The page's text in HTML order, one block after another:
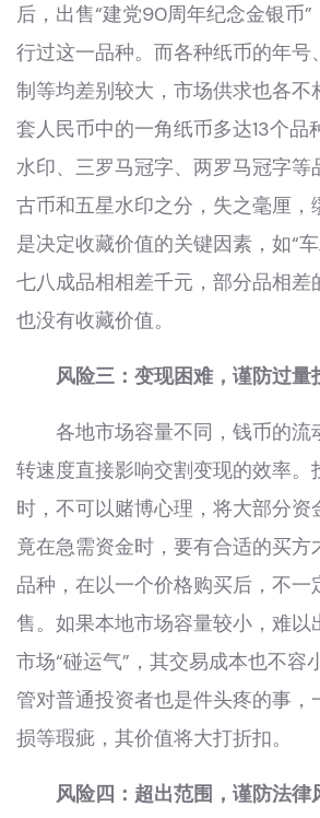
后，出售“建党90周年纪念金银币
行过这一品种。而各种纸币的年号
制等均差别较大，市场供求也各不
套人民币中的一角纸币多达13个品
水印、三罗马冠字、两罗马冠字等
古币和五星水印之分，失之毫厘，
是决定收藏价值的关键因素，如“
七八成品相相差千元，部分品相差
也没有收藏价值。
风险三：变现困难，谨防过量
各地市场容量不同，钱币的流
转速度直接影响交割变现的效率。
时，不可以赌博心理，将大部分资
竟在急需资金时，要有合适的买方
品种，在以一个价格购买后，不一
售。如果本地市场容量较小，难以
市场“碰运气”，其交易成本也不容
管对普通投资者也是件头疼的事，
损等瑕疵，其价值将大打折扣。
风险四：超出范围，谨防法律